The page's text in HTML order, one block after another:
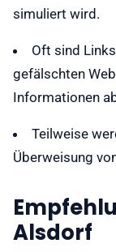
simuliert wird.
Oft sind
gefälschten
Informationen
Teilweise
Überweisung
Alsdorf